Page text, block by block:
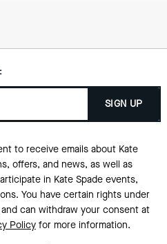
SIGN UP
to receive emails about Kate
offers, and news, as well as
in Kate Spade events,
You have certain rights under
can withdraw your consent at
Policyfor more information.